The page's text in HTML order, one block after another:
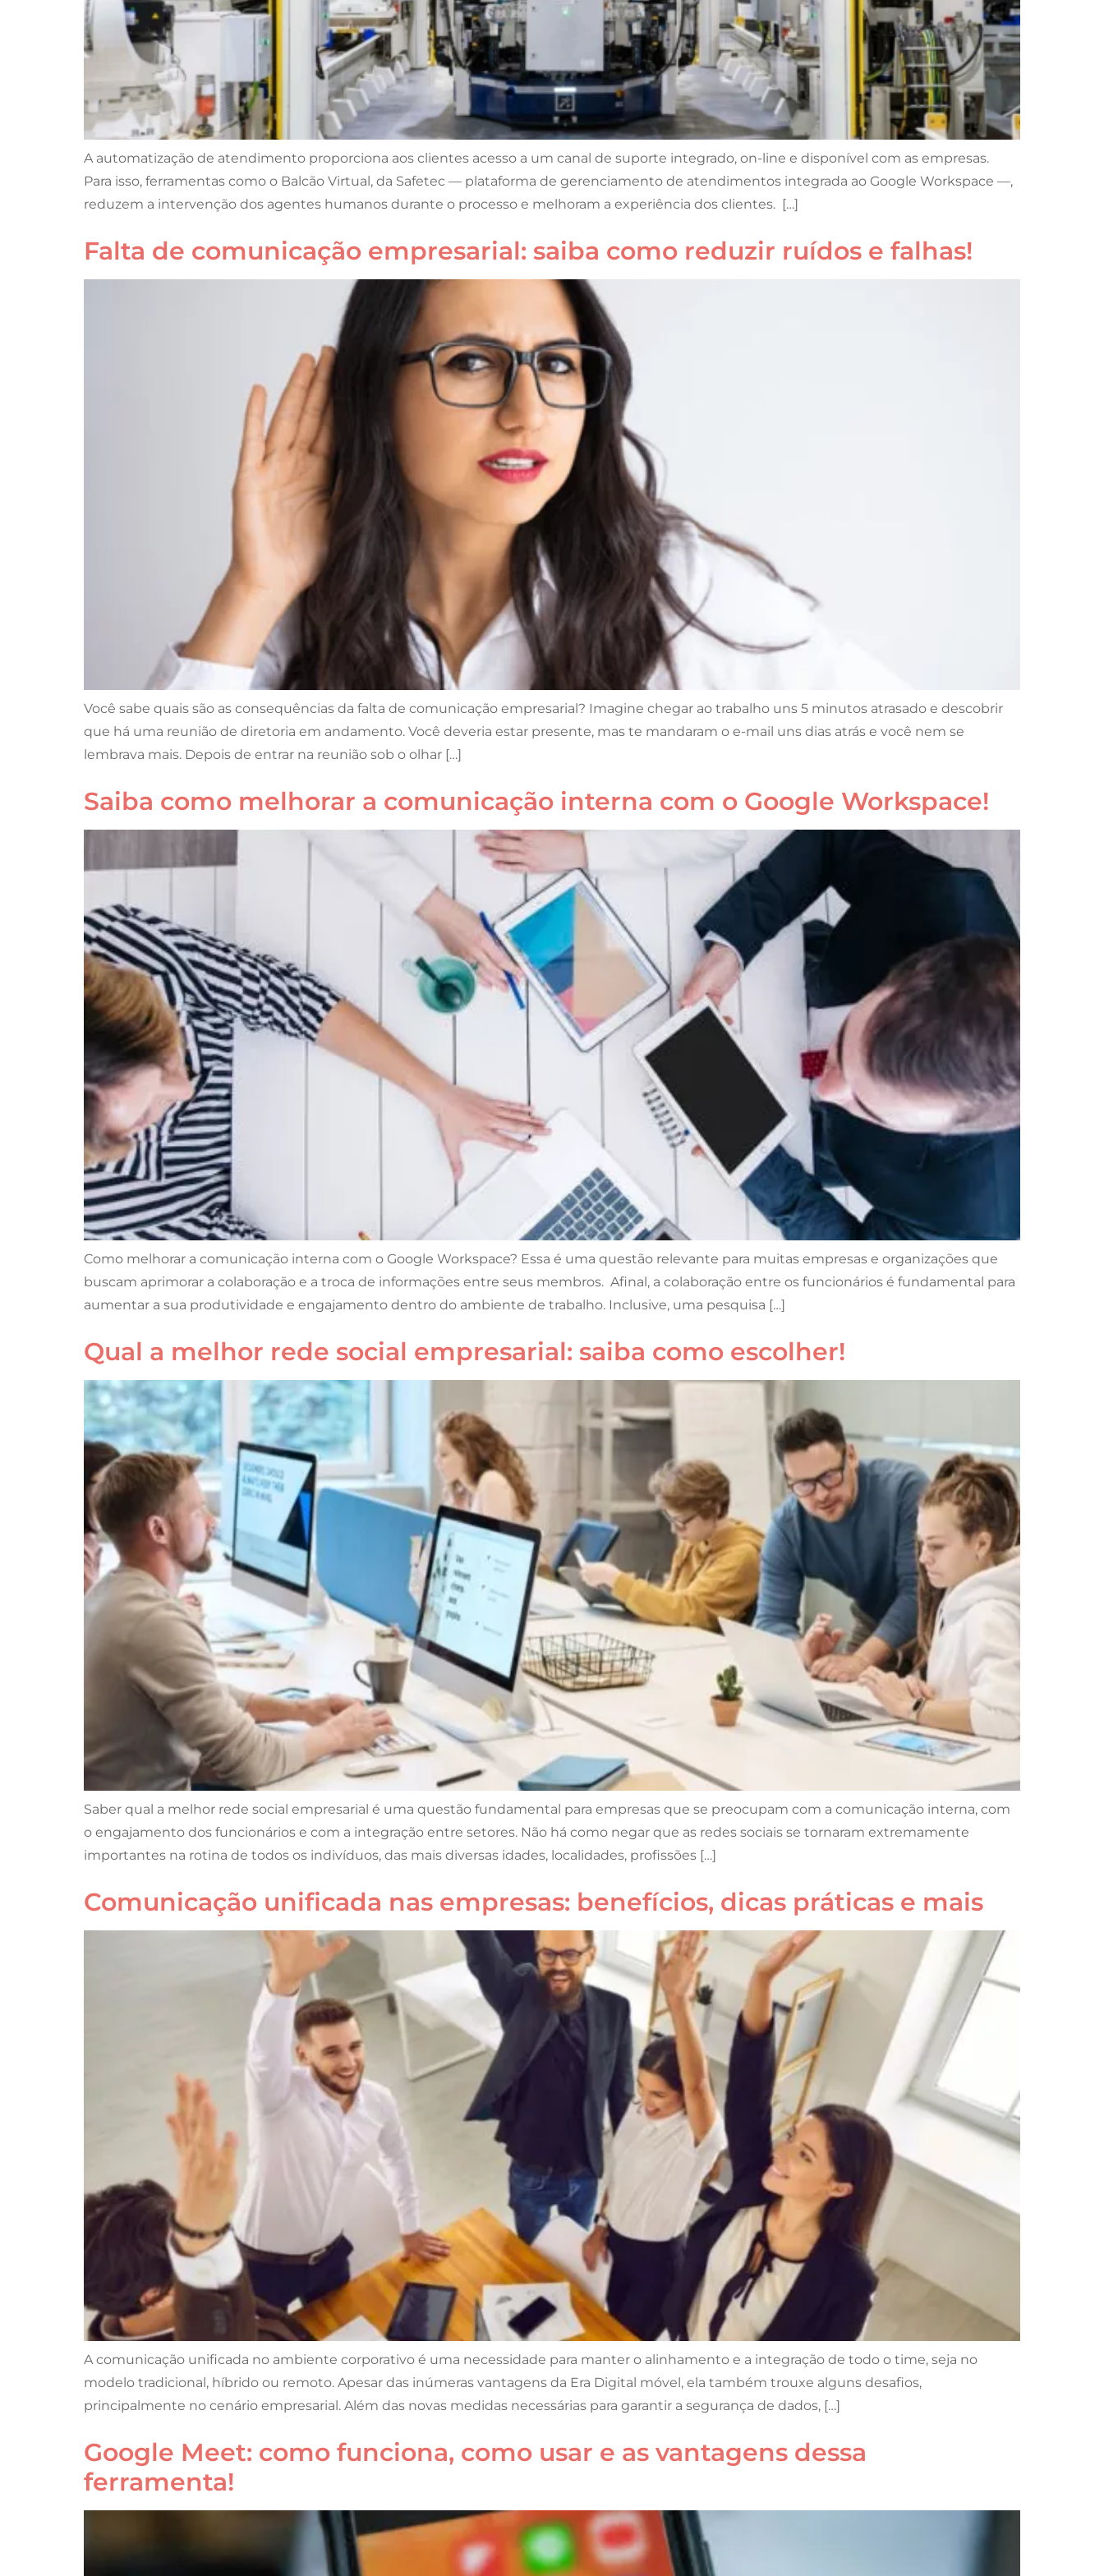
A automatização de atendimento proporciona aos clientes acesso a um canal de suporte integrado, on-line e disponível com as empresas.
Para isso, ferramentas como o Balcão Virtual, da Safetec — plataforma de gerenciamento de atendimentos integrada ao Google Workspace —,
reduzem a intervenção dos agentes humanos durante o processo e melhoram a experiência dos clientes. […]
Falta de comunicação empresarial: saiba como reduzir ruídos e falhas!
Você sabe quais são as consequências da falta de comunicação empresarial? Imagine chegar ao trabalho uns 5 minutos atrasado e descobrir
que há uma reunião de diretoria em andamento. Você deveria estar presente, mas te mandaram o e-mail uns dias atrás e você nem se
lembrava mais. Depois de entrar na reunião sob o olhar […]
Saiba como melhorar a comunicação interna com o Google Workspace!
Como melhorar a comunicação interna com o Google Workspace? Essa é uma questão relevante para muitas empresas e organizações que
buscam aprimorar a colaboração e a troca de informações entre seus membros. Afinal, a colaboração entre os funcionários é fundamental para
aumentar a sua produtividade e engajamento dentro do ambiente de trabalho. Inclusive, uma pesquisa […]
Qual a melhor rede social empresarial: saiba como escolher!
Saber qual a melhor rede social empresarial é uma questão fundamental para empresas que se preocupam com a comunicação interna, com
o engajamento dos funcionários e com a integração entre setores. Não há como negar que as redes sociais se tornaram extremamente
importantes na rotina de todos os indivíduos, das mais diversas idades, localidades, profissões […]
Comunicação unificada nas empresas: benefícios, dicas práticas e mais
A comunicação unificada no ambiente corporativo é uma necessidade para manter o alinhamento e a integração de todo o time, seja no
modelo tradicional, híbrido ou remoto. Apesar das inúmeras vantagens da Era Digital móvel, ela também trouxe alguns desafios,
principalmente no cenário empresarial. Além das novas medidas necessárias para garantir a segurança de dados, […]
Google Meet: como funciona, como usar e as vantagens dessa
ferramenta!